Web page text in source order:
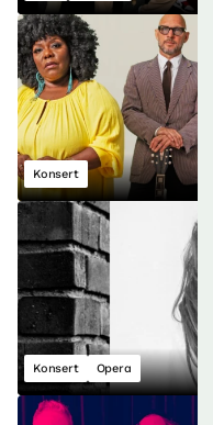
Konsert
Konsert Opera